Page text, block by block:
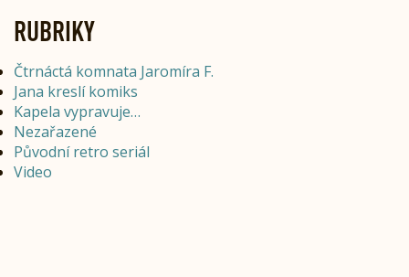
RUBRIKY
Čtrnáctá komnata Jaromíra F.
Jana kreslí komiks
Kapela vypravuje…
Nezařazené
Původní retro seriál
Video